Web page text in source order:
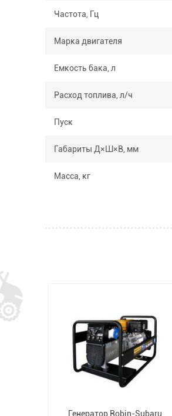
Частота, Гц
Марка двигателя
Емкость бака, л
Расход топлива, л/ч
Пуск
Габариты Д×Ш×В, мм
Масса, кг
Генератор Robin-Subaru